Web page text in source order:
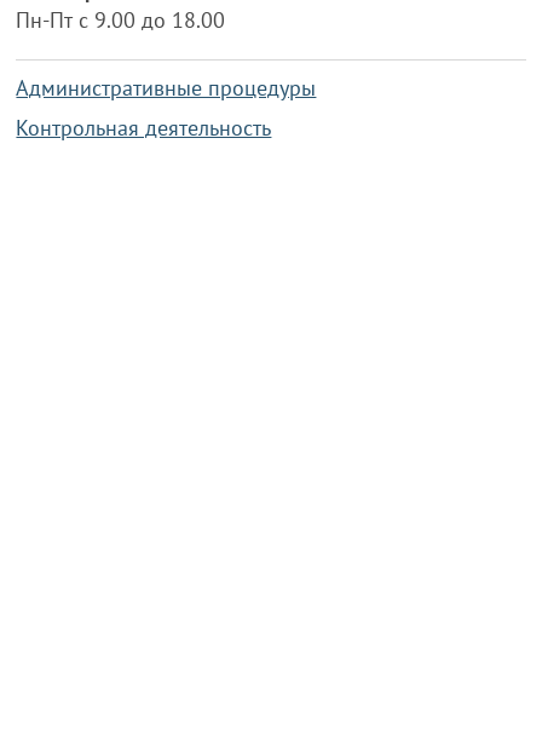
Пн-Пт с 9.00 до 18.00
Административные процедуры
Контрольная деятельность